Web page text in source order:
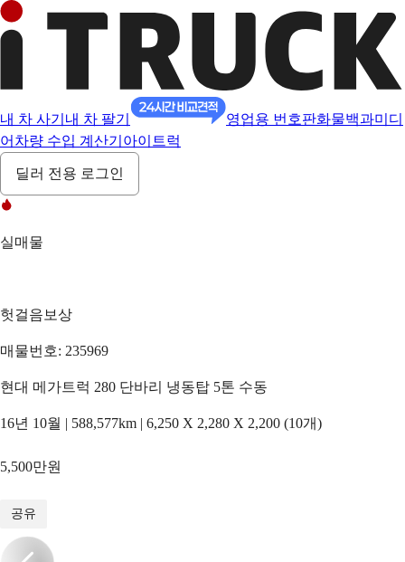
내 차 사기 내 차 팔기 영업용 번호판화물백과미디
어 차량 수입 계산기 아이트럭
딜러 전용 로그인
실매물
헛걸음보상
매물번호: 235969
현대 메가트럭 280 단바리 냉동탑 5톤 수동
16년 10월 | 588,577km | 6,250 X 2,280 X 2,200 (10개)
5,500만원
공유
/17